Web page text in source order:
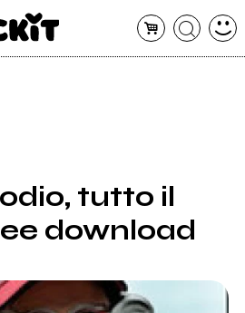
tutto il
download